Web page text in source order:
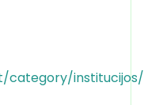
category/institucijos/